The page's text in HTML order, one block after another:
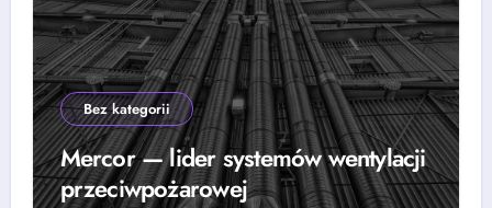
Bez kategorii
Mercor — lider systemów wentylacji
przeciwpożarowej